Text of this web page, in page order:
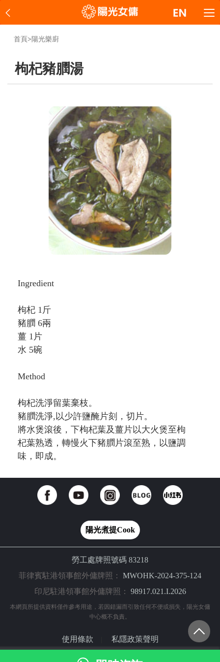
首頁> 陽光樂廚
枸杞豬膶湯
Ingredient
枸杞 1斤
豬膶 6兩
薑 1片
水 5碗
Method
枸杞洗淨留葉棄枝。
豬膶洗淨,以少許鹽醃片刻，切片。
將水煲滾後，下枸杞葉及薑片以大火煲至枸
杞葉熟透，轉慢火下豬膶片滾至熟，以鹽調
味，即成。
陽光煮提Cook
勞工處牌照號碼 83218
菲律賓駐港領事館外傭牌照： MWOHK-2024-375-124
印尼駐港領事館外傭牌照： 98917.021.I.2026
本網頁所提供資料僅作參考用途，若因錯漏而引致任何不便或損失，陽光女傭
中心概不負責。
使用條款 私隱政策聲明
© 2024 陽光網（亞洲）科技有限公司 版權所有